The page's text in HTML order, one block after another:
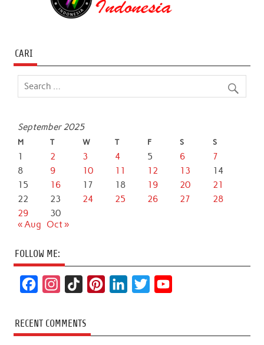
CARI
September 2025
M T W T F S S
1 2 3 4 5 6
7
8
9 10 11 12 13
14
15
16 17 18 19 20
21
22
23 24 25 26 27
28
29
30
« Aug
Oct »
FOLLOW ME:
c
e
s
t
k
T
t
k
t
T
RECENT COMMENTS